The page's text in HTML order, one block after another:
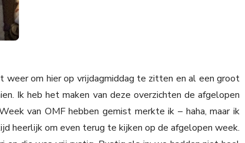
om hier op vrijdagmiddag te zitten en al een groot
Ik heb het maken van deze overzichten de afgelopen
van OMF hebben gemist merkte ik – haha, maar ik
heerlijk om even terug te kijken op de afgelopen week.